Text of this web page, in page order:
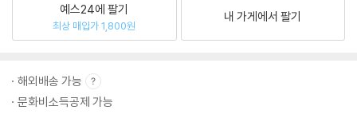
예스24에 팔기
최상 매입가 1,800원
내 가게에서 팔기
해외배송 가능
문화비소득공제 가능